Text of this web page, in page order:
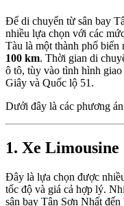
Để di chuyển từ sân bay
nhiều lựa chọn với các
Tàu là một thành phố biển
100 km. Thời gian di
ô tô, tùy vào tình hình
Giây và Quốc lộ 51.
Dưới đây là các phương
1. Xe
Đây là lựa chọn được
tốc độ và giá cả hợp lý.
sân bay Tân Sơn Nhất